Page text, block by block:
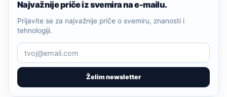
Najvažnije priče iz svemira na e-mailu.
Želim newsletter
Prijavite se za najvažnije priče o svemiru, znanosti i
tehnologiji.